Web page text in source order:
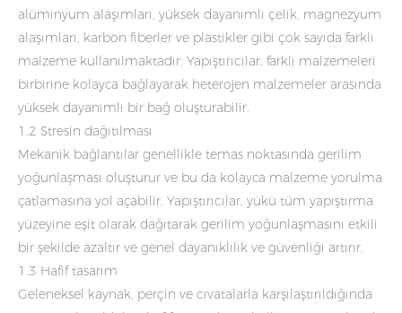
alüminyum alaşımları, yüksek dayanımlı çelik, magnezyum
alaşımları, karbon fiberler ve plastikler gibi çok sayıda farklı
malzeme kullanılmaktadır. Yapıştırıcılar, farklı malzemeleri
birbirine kolayca bağlayarak heterojen malzemeler arasında
yüksek dayanımlı bir bağ oluşturabilir.
1.2 Stresin dağıtılması
Mekanik bağlantılar genellikle temas noktasında gerilim
yoğunlaşması oluşturur ve bu da kolayca malzeme yorulma
çatlamasına yol açabilir. Yapıştırıcılar, yükü tüm yapıştırma
yüzeyine eşit olarak dağıtarak gerilim yoğunlaşmasını etkili
bir şekilde azaltır ve genel dayanıklılık ve güvenliği artırır.
1.3 Hafif tasarım
Geleneksel kaynak, perçin ve cıvatalarla karşılaştırıldığında